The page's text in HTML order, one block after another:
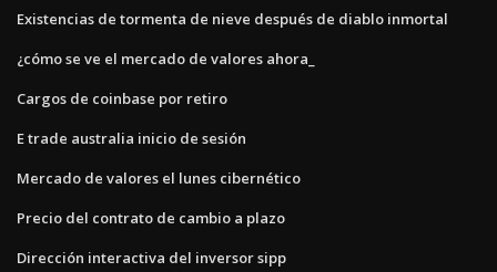
Existencias de tormenta de nieve después de diablo inmortal
¿cómo se ve el mercado de valores ahora_
Cargos de coinbase por retiro
E trade australia inicio de sesión
Mercado de valores el lunes cibernético
Precio del contrato de cambio a plazo
Dirección interactiva del inversor sipp